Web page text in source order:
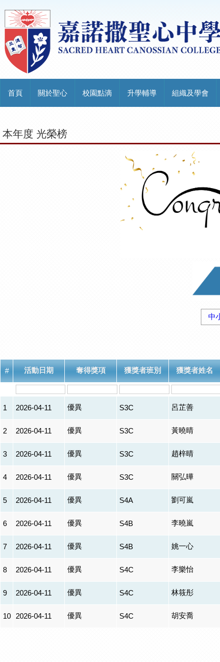
首頁 關於聖心 校園點滴 升學輔導 組織及學會
本年度 光榮榜
中
# 活動日期 奪得獎項 獲獎者班別 獲獎者姓名
1 2026-04-11 優異 S3C 呂芷善
2 2026-04-11 優異 S3C 黃曉晴
3 2026-04-11 優異 S3C 趙梓晴
4 2026-04-11 優異 S3C 關弘曄
5 2026-04-11 優異 S4A 劉可嵐
6 2026-04-11 優異 S4B 李曉嵐
7 2026-04-11 優異 S4B 姚一心
8 2026-04-11 優異 S4C 李樂怡
9 2026-04-11 優異 S4C 林筱彤
10 2026-04-11 優異 S4C 胡安喬